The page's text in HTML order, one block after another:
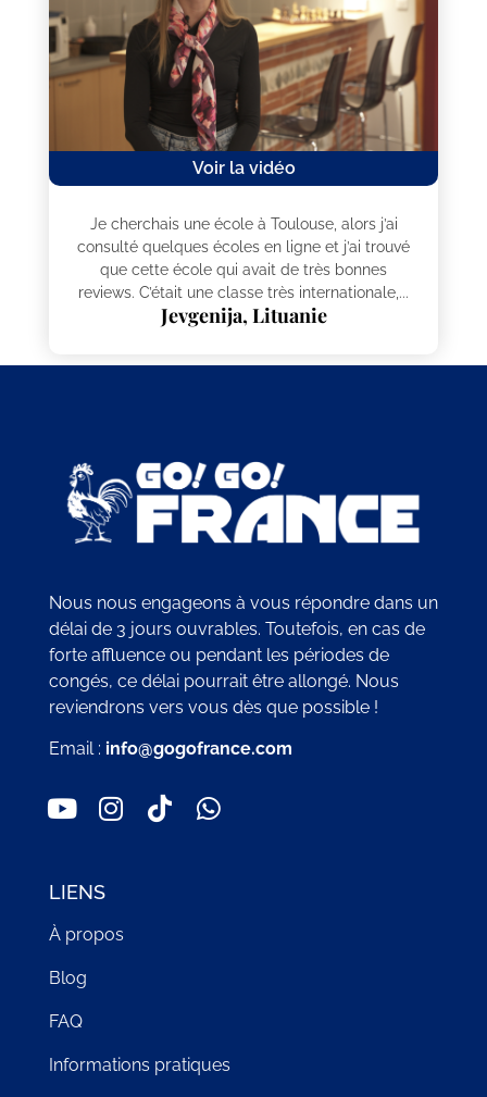
Voir la vidéo
Je cherchais une école à Toulouse, alors j’ai
consulté quelques écoles en ligne et j’ai trouvé
que cette école qui avait de très bonnes
reviews. C’était une classe très internationale,...
Jevgenija, Lituanie
Nous nous engageons à vous répondre dans un
délai de 3 jours ouvrables. Toutefois, en cas de
forte affluence ou pendant les périodes de
congés, ce délai pourrait être allongé. Nous
reviendrons vers vous dès que possible !
Email : info@gogofrance.com
LIENS
À propos
Blog
FAQ
Informations pratiques